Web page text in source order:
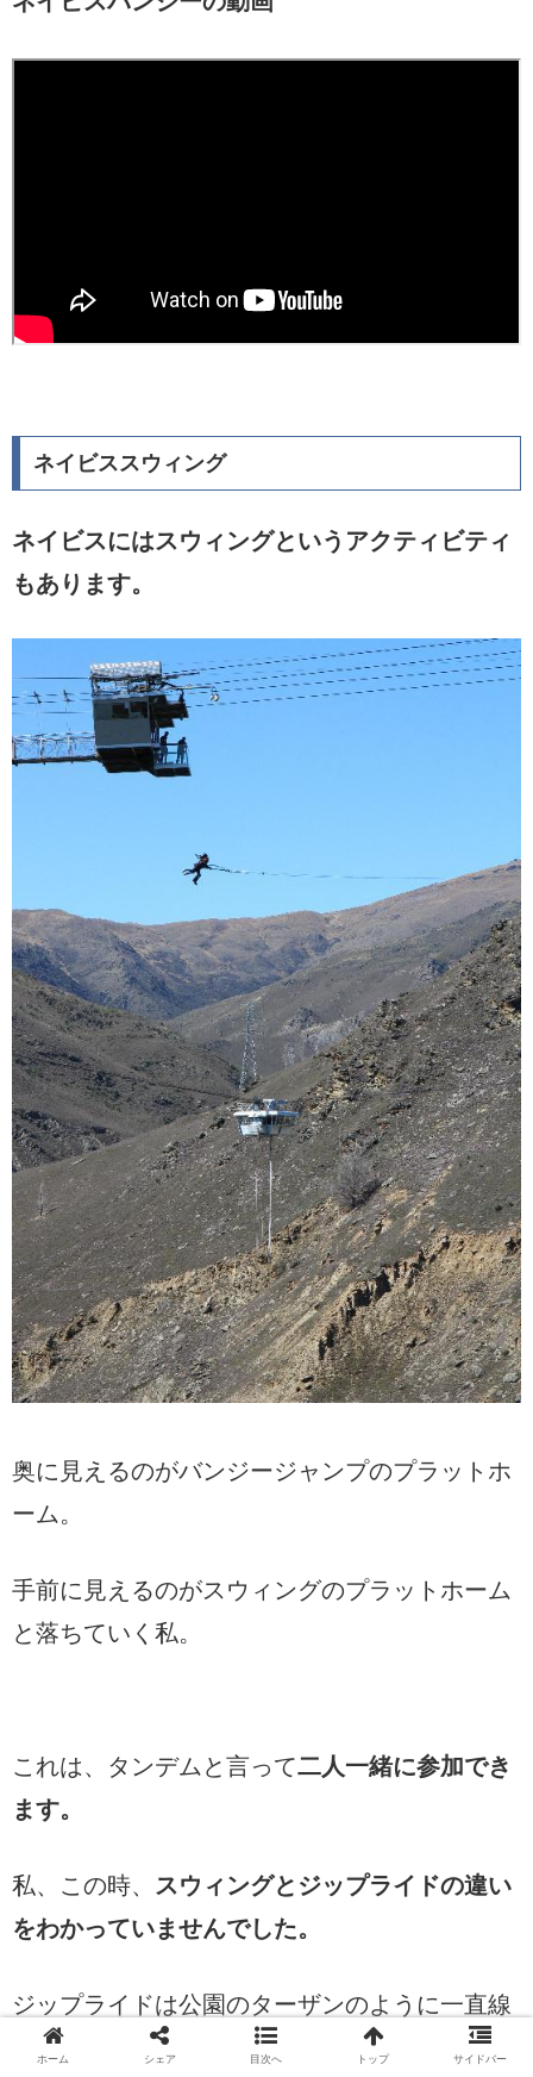
ネイビススウィング
ネイビスにはスウィングというアクティビティ
もあります。
奥に見えるのがバンジージャンプのプラットホ
ーム。
手前に見えるのがスウィングのプラットホーム
と落ちていく私。
これは、タンデムと言って二人一緒に参加でき
ます。
私、この時、 スウィングとジップライドの違い
をわかっていませんでした。
ジップライドは公園のターザンのように一直線
にスライドしていく乗り物です。スウィングは
ホーム シェア 目次へ トップ サイドバー